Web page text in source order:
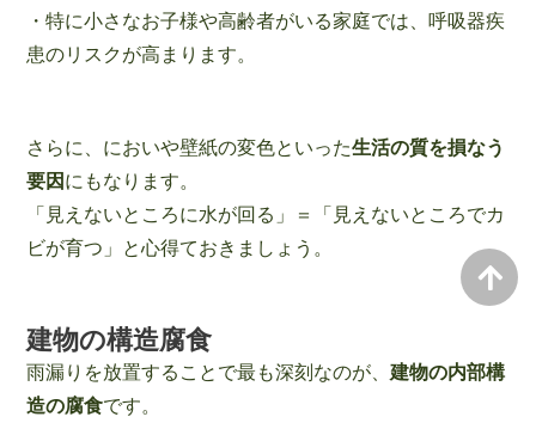
・特に小さなお子様や高齢者がいる家庭では、呼吸器疾
患のリスクが高まります。
さらに、においや壁紙の変色といった生活の質を損なう
要因にもなります。
「見えないところに水が回る」＝「見えないところでカ
ビが育つ」と心得ておきましょう。
建物の構造腐食
雨漏りを放置することで最も深刻なのが、 建物の内部構
造の腐食です。